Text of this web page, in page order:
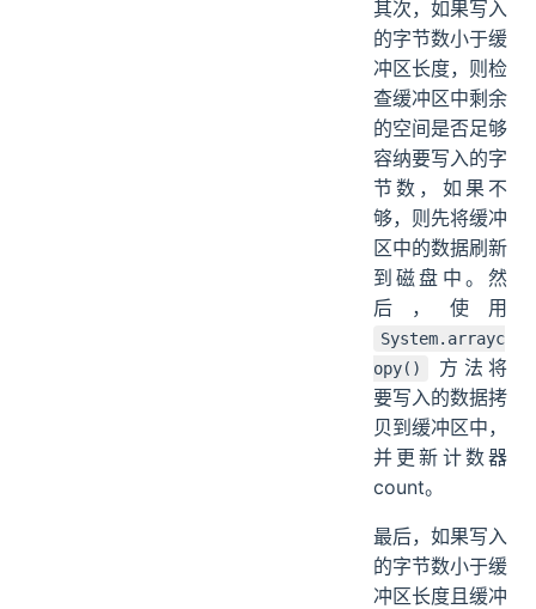
其次，如果写入
的字节数小于缓
冲区长度，则检
查缓冲区中剩余
的空间是否足够
容纳要写入的字
节数，如果不
够，则先将缓冲
区中的数据刷新
到磁盘中。然
后，使用
System.arrayc
opy()
方法将
要写入的数据拷
贝到缓冲区中，
并更新计数器
count。
最后，如果写入
的字节数小于缓
冲区长度且缓冲